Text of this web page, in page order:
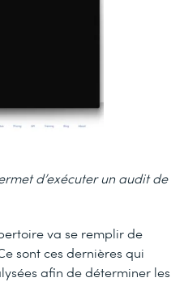
d’exécuter un audit de
va se remplir de
sont ces dernières qui
afin de déterminer les